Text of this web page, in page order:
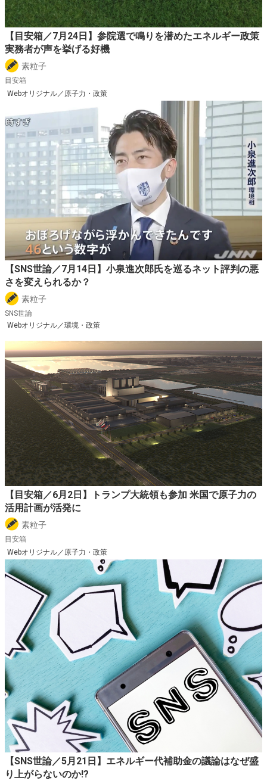
【目安箱／7月24日】参院選で鳴りを潜めたエネルギー政策
実務者が声を挙げる好機
素粒子
目安箱
Webオリジナル／原子力・政策
【SNS世論／7月14日】小泉進次郎氏を巡るネット評判の悪
さを変えられるか？
素粒子
SNS世論
Webオリジナル／環境・政策
【目安箱／6月2日】トランプ大統領も参加 米国で原子力の
活用計画が活発に
素粒子
目安箱
Webオリジナル／原子力・政策
【SNS世論／5月21日】エネルギー代補助金の議論はなぜ盛
り上がらないのか!?